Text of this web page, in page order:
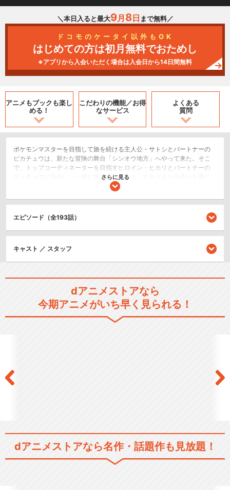
＼本日入ると最大9月 8日 まで無料／
ドコモのケータイ以外もOK
はじめての方は初月無料でおためし
※アプリから入会いただく場合は入会日から14日間無料
アニメもブックも楽し
める！
こだわりの機能／お得
なサービス
よくある
質問
ポケモンマスターを目指して旅を続ける主人公・サトシとパートナーの
ピカチュウは、新たな冒険の舞台「シンオウ地方」へやって来た。そこ
で、トップコーディネーターを目指すヒロイン・ヒカリとパートナーの
ポッチャマに出会い、一緒に旅をすることに。さまざまな出会いを通じ
て仲間の大切さを知り、ライバルとのバトルを熱い友情で乗りこえて、
キッズ/ファミリー
シリーズ／関連のアニメ作品
ポケットモンスター（1997）
さらに見る
エピソード（全193話）
キャスト ／ スタッフ
dアニメストアなら
今期アニメがいち早く見られる！
dアニメストアなら名作・話題作も見放題！